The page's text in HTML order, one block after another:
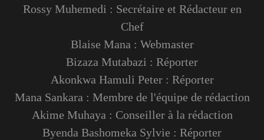
Rossy Muhemedi : Secrétaire et Rédacteur en
Chef
Blaise Mana : Webmaster
Bizaza Mutabazi : Réporter
Akonkwa Hamuli Peter : Réporter
Mana Sankara : Membre de l'équipe de rédaction
Akime Muhaya : Conseiller à la rédaction
Byenda Bashomeka Sylvie : Réporter